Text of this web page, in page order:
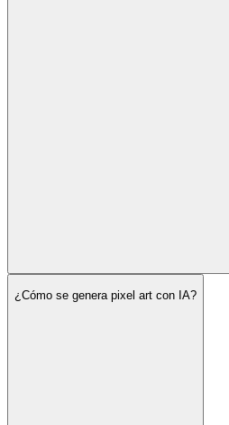
¿Cómo se genera pixel art con IA?